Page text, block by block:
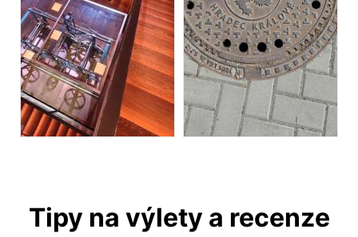
Tipy na výlety a recenze